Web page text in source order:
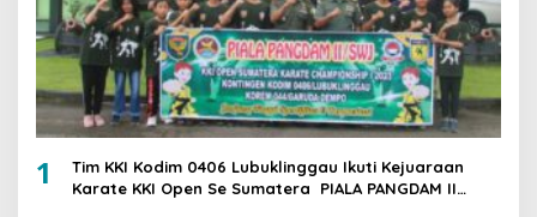
1
Tim KKI Kodim 0406 Lubuklinggau Ikuti Kejuaraan
Karate KKI Open Se Sumatera PIALA PANGDAM II